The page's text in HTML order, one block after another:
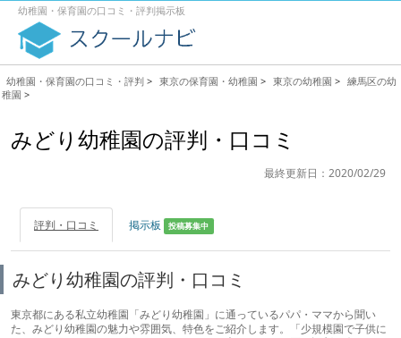
幼稚園・保育園の口コミ・評判掲示板
幼稚園・保育園の口コミ・評判 > 東京の保育園・幼稚園 > 東京の幼稚園 > 練馬区の幼
稚園 >
みどり幼稚園の評判・口コミ
最終更新日：2020/02/29
評判・口コミ 掲示板 投稿募集中
みどり幼稚園の評判・口コミ
東京都にある私立幼稚園「みどり幼稚園」に通っているパパ・ママから聞い
た、みどり幼稚園の魅力や雰囲気、特色をご紹介します。「少規模園で子供に